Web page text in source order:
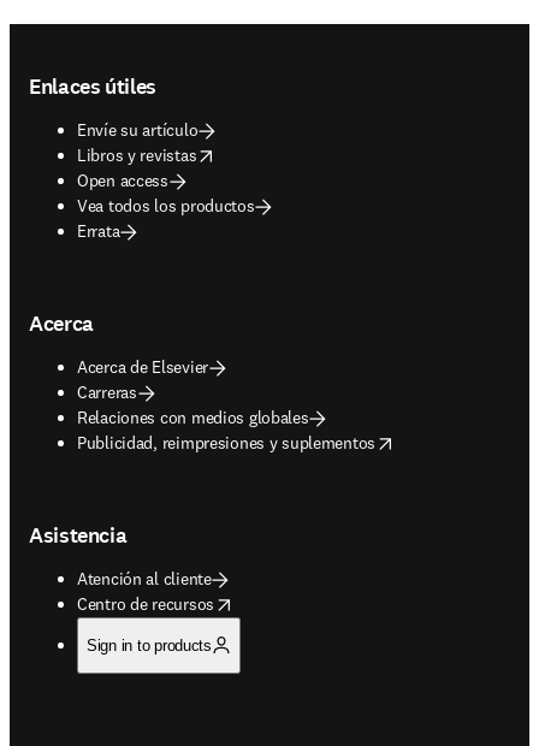
Enlaces útiles
Envíe su artículo
Libros y revistas
opens in new tab/window
Open access
Vea todos los productos
Errata
Acerca
Acerca de Elsevier
Carreras
Relaciones con medios globales
Publicidad, reimpresiones y suplementos
opens in new tab/window
Asistencia
Atención al cliente
Centro de recursos
opens in new tab/window
Sign in to products